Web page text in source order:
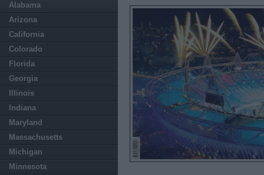
Alabama
Arizona
California
Colorado
Florida
Georgia
Illinois
Indiana
Maryland
Massachusetts
Michigan
Minnesota